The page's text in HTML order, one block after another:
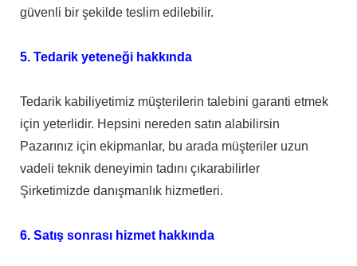
güvenli bir şekilde teslim edilebilir.
5. Tedarik yeteneği hakkında
Tedarik kabiliyetimiz müşterilerin talebini garanti etmek
için yeterlidir. Hepsini nereden satın alabilirsin
Pazarınız için ekipmanlar, bu arada müşteriler uzun
vadeli teknik deneyimin tadını çıkarabilirler
Şirketimizde danışmanlık hizmetleri.
6. Satış sonrası hizmet hakkında